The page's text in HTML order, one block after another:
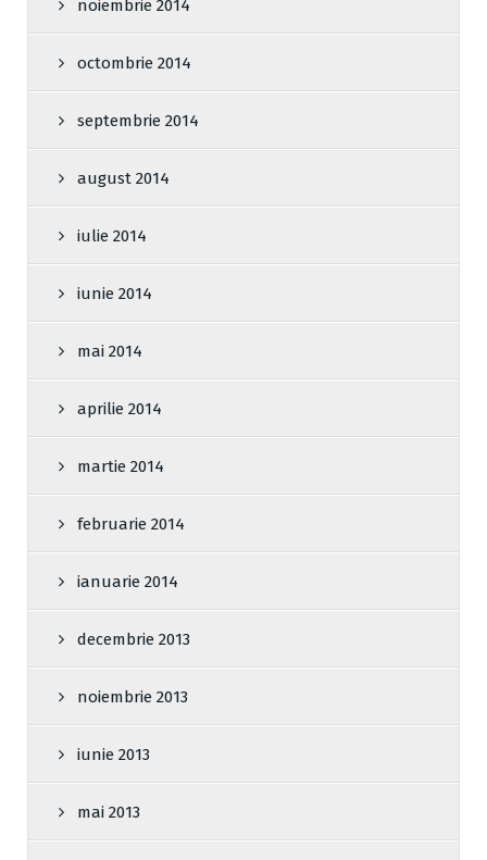
noiembrie 2014
octombrie 2014
septembrie 2014
august 2014
iulie 2014
iunie 2014
mai 2014
aprilie 2014
martie 2014
februarie 2014
ianuarie 2014
decembrie 2013
noiembrie 2013
iunie 2013
mai 2013